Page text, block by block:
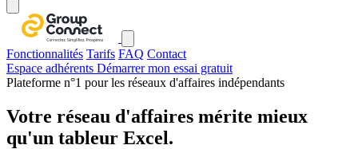
Fonctionnalités Tarifs FAQ Contact
Espace adhérents Démarrer mon essai gratuit
Plateforme n°1 pour les réseaux d'affaires indépendants
Votre réseau d'affaires mérite mieux
qu'un tableur Excel.